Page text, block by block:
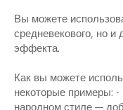
Вы можете
средневекового, но и
эффекта.
Как вы можете
некоторые примеры:
народном стиле —